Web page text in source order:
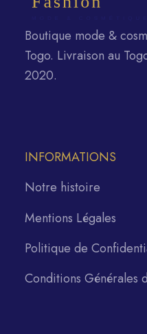
Boutique mode &
Togo. Livraison au
2020.
INFORMATIONS
Notre histoire
Mentions Légales
Politique de
Conditions Générales